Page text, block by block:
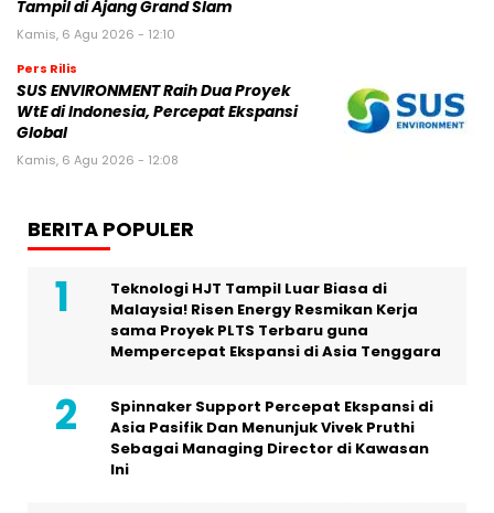
Tampil di Ajang Grand Slam
Kamis, 6 Agu 2026 - 12:10
Pers Rilis
SUS ENVIRONMENT Raih Dua Proyek
WtE di Indonesia, Percepat Ekspansi
Global
Kamis, 6 Agu 2026 - 12:08
BERITA POPULER
Teknologi HJT Tampil Luar Biasa di
Malaysia! Risen Energy Resmikan Kerja
sama Proyek PLTS Terbaru guna
Mempercepat Ekspansi di Asia Tenggara
Spinnaker Support Percepat Ekspansi di
Asia Pasifik Dan Menunjuk Vivek Pruthi
Sebagai Managing Director di Kawasan
Ini